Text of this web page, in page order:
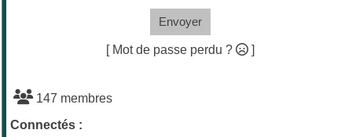
Envoyer
[ Mot de passe perdu ? ]
147 membres
Connectés :